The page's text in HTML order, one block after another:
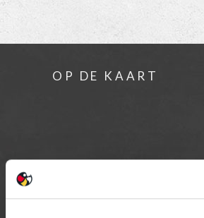
OP DE KAART